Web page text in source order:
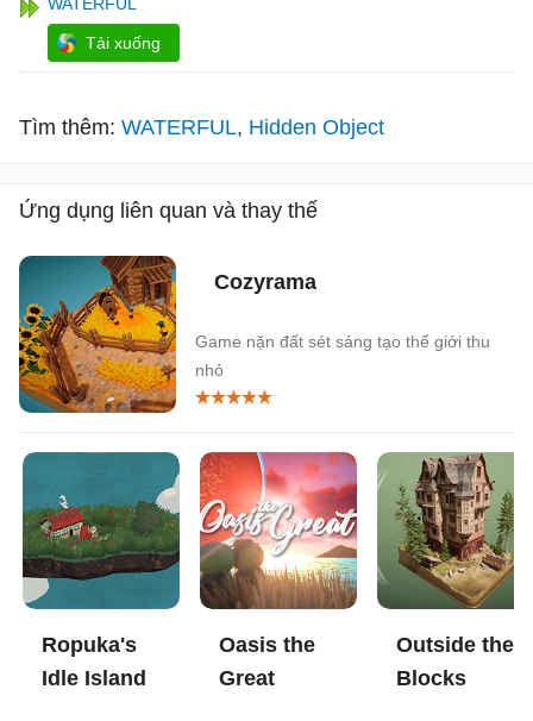
Tải xuống
Tìm thêm: WATERFUL Hidden Object
Ứng dụng liên quan và thay thế
Cozyrama
Game nặn đất sét sáng tạo thế giới thu
nhỏ
Ropuka's
Idle Island
Oasis the
Great
Outside the
Blocks